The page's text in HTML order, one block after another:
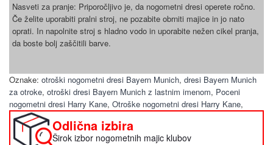
Nasveti za pranje: Priporočljivo je, da nogometni dresi operete ročno.
Če želite uporabiti pralni stroj, ne pozabite obrniti majice in jo nato
oprati. In napolnite stroj s hladno vodo in uporabite nežen cikel pranja,
da boste bolj zaščitili barve.
Oznake: otroški nogometni dresi Bayern Munich, dresi Bayern Munich
za otroke, otroški dresi Bayern Munich z lastnim imenom, Poceni
nogometni dresi Harry Kane, Otroške nogometni dresi Harry Kane,
Odlična izbira
Širok izbor nogometnih majic klubov